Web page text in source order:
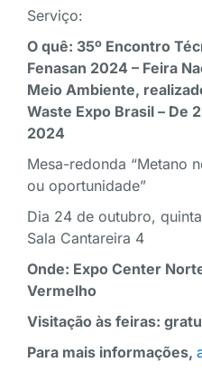
Serviço:
O quê: 35º Encontro
Fenasan 2024 – Feira
Meio Ambiente,
Waste Expo Brasil – De
2024
Mesa-redonda “Metano
ou oportunidade”
Dia 24 de outubro,
Sala Cantareira 4
Onde: Expo Center
Vermelho
Visitação às feiras:
Para mais informações,